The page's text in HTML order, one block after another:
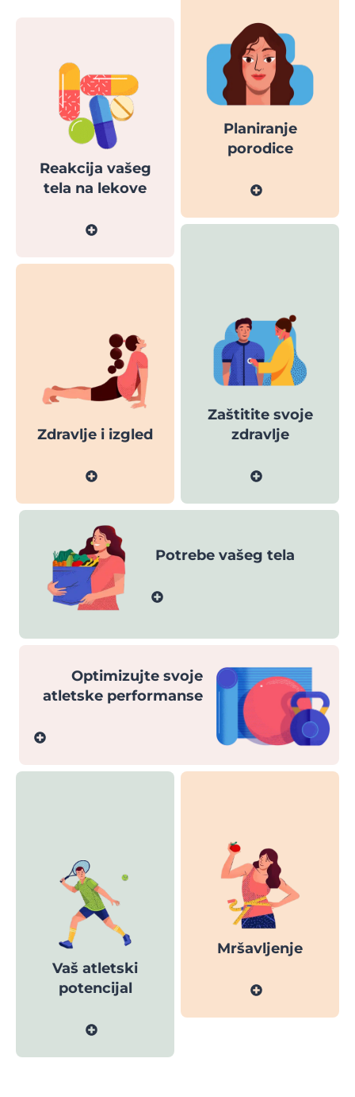
Reakcija vašeg
tela na lekove
Planiranje
porodice
Zdravlje i izgled
Zaštitite svoje
zdravlje
Potrebe vašeg tela
Optimizujte svoje
atletske performanse
Vaš atletski
potencijal
Mršavljenje